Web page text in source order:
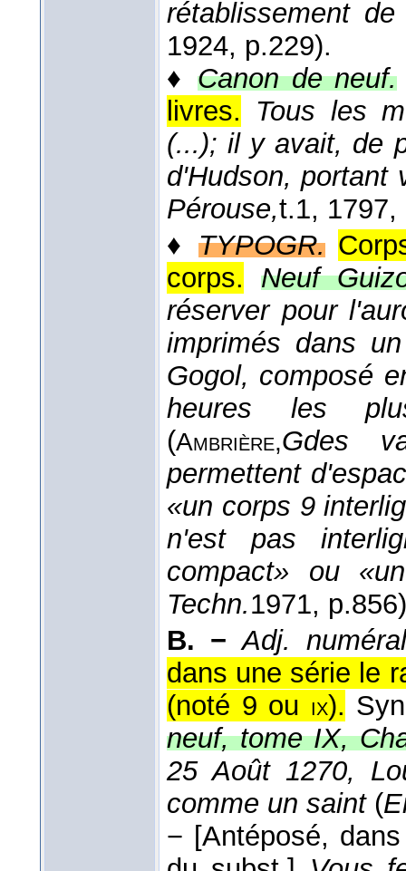
rétablissement
1924, p.229).
♦ Canon de neuf.
livres.
Tous les
(...); il y avait, de
d'Hudson, portant
Pérouse,t.1, 1797,
♦TYPOGR.
corps.
Neuf
réserver pour
imprimés dans
Gogol, composé
heures les
(Ambrière,Gdes
permettent
«un corps 9
n'est pas
compact» ou
Techn.1971,
B. − Adj.
dans une série le
(noté 9 ou ix).
neuf, tome IX,
25 Août 1270,
comme un saint (
− [Antéposé,